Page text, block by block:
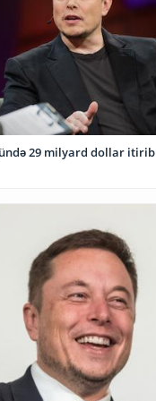
29 milyard dollar itirib